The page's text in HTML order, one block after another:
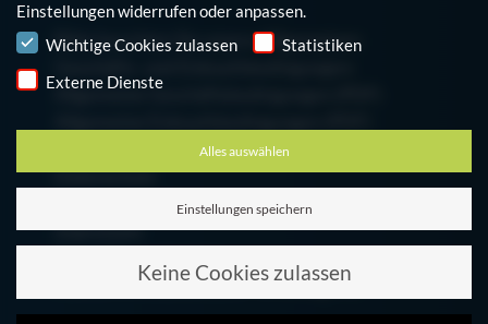
Bitte beachten Sie unsere Allgemeinen
Allgemeine Geschäftsbedingungen (PDF)
Datenschutz
Cookie-Einstellungen bearbeiten
Impressum
Finanzinformationen der Schumag AG
Einstellungenwiderrufen oder anpassen.
Hinweis auf den Einsatz von Cookies
Wichtige Cookies zulassen
Statistiken
Externe Dienste
Alles auswählen
Einstellungen speichern
Keine Cookies zulassen